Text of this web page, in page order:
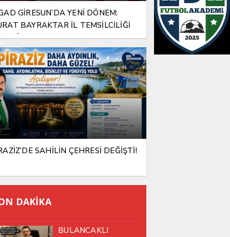
GİRESUN’DA YENİ DÖNEM:
BAYRAKTAR İL TEMSİLCİLİĞİ
ATANDI
SAHİLİN ÇEHRESİ DEĞİŞTİ!
DAKİKA
BULANCAKLI